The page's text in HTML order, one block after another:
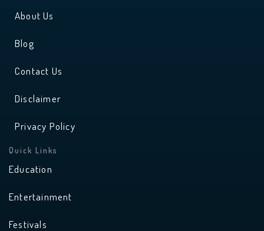
About Us
Blog
Contact Us
Disclaimer
Privacy Policy
Quick Links
Education
Entertainment
Festivals